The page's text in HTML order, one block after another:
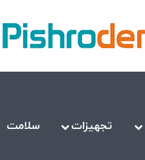
تجهیزات سلامت